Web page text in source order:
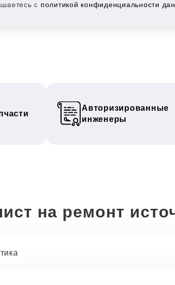
с политикой конфиденциальности
Авторизированные
инженеры
на ремонт